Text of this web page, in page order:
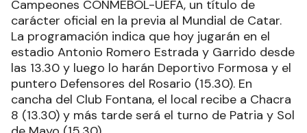
Campeones CONMEBOL-UEFA, un título de
carácter oficial en la previa al Mundial de Catar.
La programación indica que hoy jugarán en el
estadio Antonio Romero Estrada y Garrido desde
las 13.30 y luego lo harán Deportivo Formosa y el
puntero Defensores del Rosario (15.30). En
cancha del Club Fontana, el local recibe a Chacra
8 (13.30) y más tarde será el turno de Patria y Sol